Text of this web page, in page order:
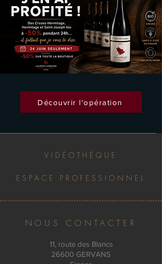
Découvrir l'opération
VIDÉOTHÈQUE
ESPACE PROFESSIONNEL
NOUS CONTACTER
11, route des Blancs
26600 GERVANS